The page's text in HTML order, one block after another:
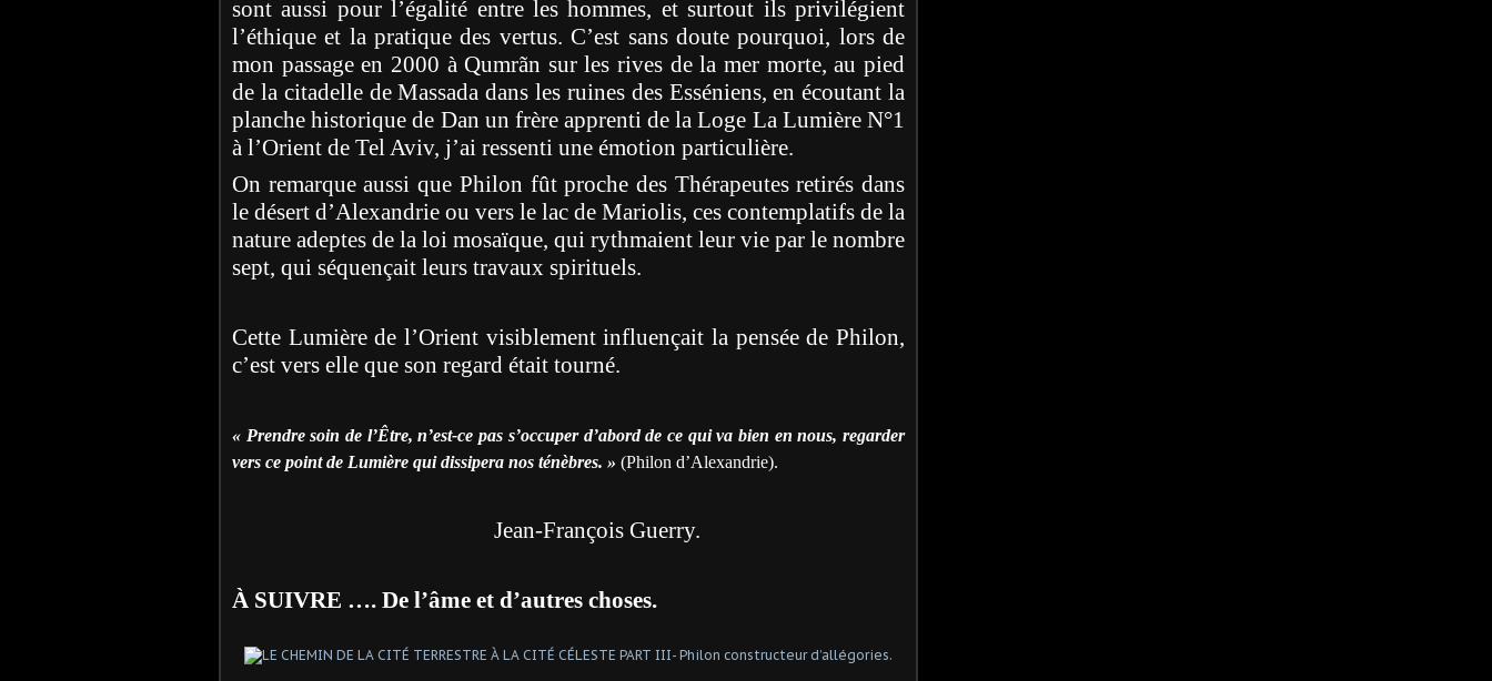
sont aussi pour l’égalité entre les hommes, et surtout ils privilégient
l’éthique et la pratique des vertus. C’est sans doute pourquoi, lors de
mon passage en 2000 à Qumrãn sur les rives de la mer morte, au pied
de la citadelle de Massada dans les ruines des Esséniens, en écoutant la
planche historique de Dan un frère apprenti de la Loge La Lumière N°1
à l’Orient de Tel Aviv, j’ai ressenti une émotion particulière.
On remarque aussi que Philon fût proche des Thérapeutes retirés dans
le désert d’Alexandrie ou vers le lac de Mariolis, ces contemplatifs de la
nature adeptes de la loi mosaïque, qui rythmaient leur vie par le nombre
sept, qui séquençait leurs travaux spirituels.
Cette Lumière de l’Orient visiblement influençait la pensée de Philon,
c’est vers elle que son regard était tourné.
« Prendre soin de l’Être, n’est-ce pas s’occuper d’abord de ce qui va bien en nous, regarder
vers ce point de Lumière qui dissipera nos ténèbres. » (Philon d’Alexandrie).
Jean-François Guerry.
À SUIVRE …. De l’âme et d’autres choses.